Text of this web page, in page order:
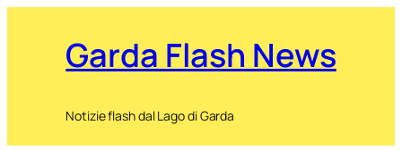
Garda Flash News
Notizie flash dal Lago di Garda